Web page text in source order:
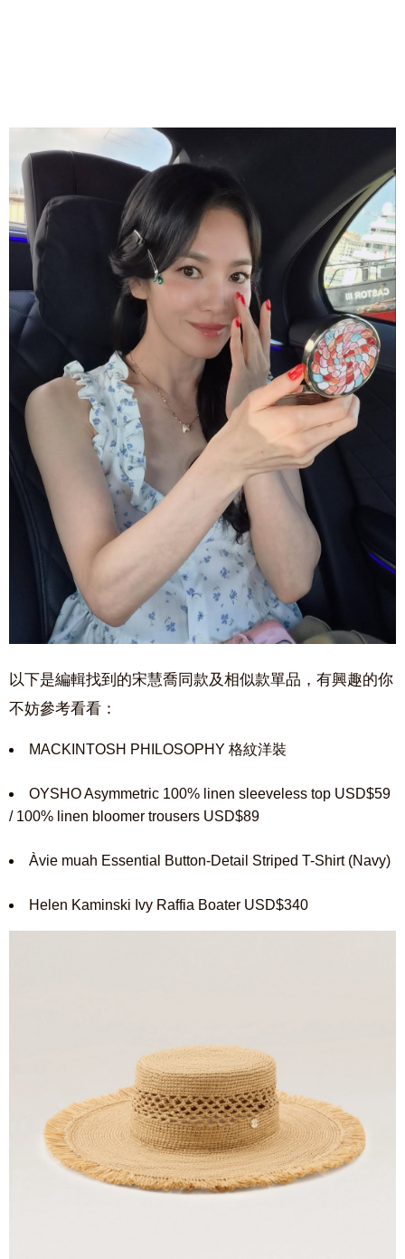
以下是編輯找到的宋慧喬同款及相似款單品，有興趣的你
不妨參考看看：
MACKINTOSH PHILOSOPHY 格紋洋裝
OYSHO Asymmetric 100% linen sleeveless top USD$59
/ 100% linen bloomer trousers USD$89
Àvie muah Essential Button-Detail Striped T-Shirt (Navy)
Helen Kaminski Ivy Raffia Boater USD$340